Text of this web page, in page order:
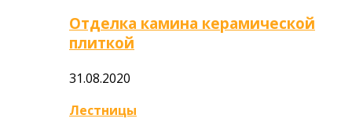
Отделка камина керамической
плиткой
31.08.2020
Лестницы